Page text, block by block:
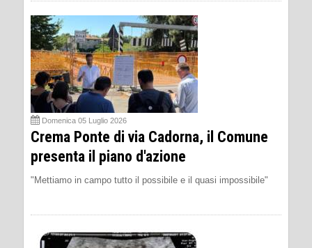
Domenica 05 Luglio 2026
Crema Ponte di via Cadorna, il Comune
presenta il piano d'azione
"Mettiamo in campo tutto il possibile e il quasi impossibile"